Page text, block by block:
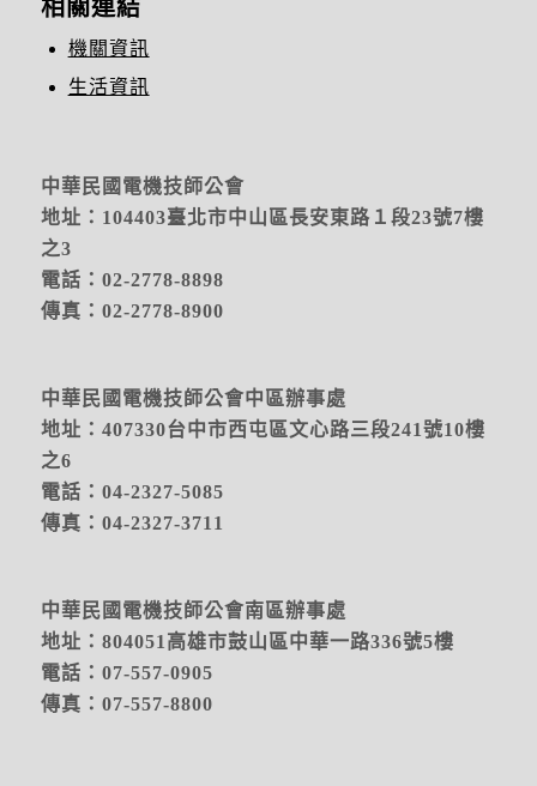
相關連結
機關資訊
生活資訊
中華民國電機技師公會
地址：104403臺北市中山區長安東路１段23號7樓
之3
電話：02-2778-8898
傳真：02-2778-8900
中華民國電機技師公會中區辦事處
地址： 407330台中市西屯區文心路三段241號10樓
之6
電話：04-2327-5085
傳真：04-2327-3711
中華民國電機技師公會南區辦事處
地址：804051高雄市鼓山區中華一路336號5樓
電話：07-557-0905
傳真：07-557-8800